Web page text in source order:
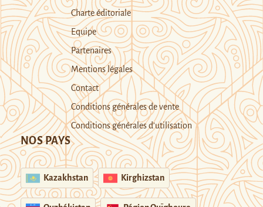
Charte éditoriale
Equipe
Partenaires
Mentions légales
Contact
Conditions générales de vente
Conditions générales d’utilisation
NOS PAYS
Kazakhstan Kirghizstan